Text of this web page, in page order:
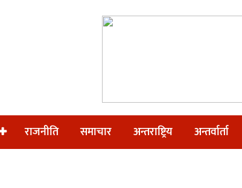
राजनीति समाचार अन्तराष्ट्रिय अन्तर्वार्ता